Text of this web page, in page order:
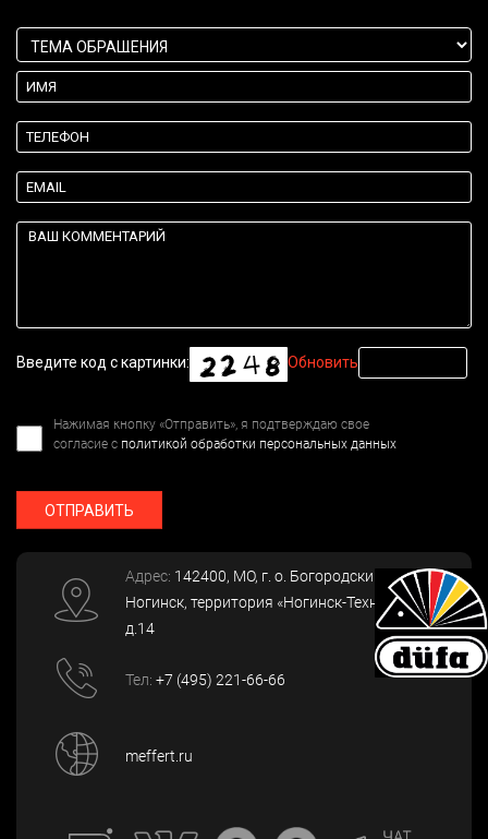
Введите код с картинки: Обновить
Нажимая кнопку «Отправить», я подтверждаю свое
согласие с политикой обработки персональных данных
ОТПРАВИТЬ
Адрес: 142400, МО, г. о. Богородский, г.
Ногинск, территория «Ногинск-Технопарк»,
д.14
Тел: +7 (495) 221-66-66
meffert.ru